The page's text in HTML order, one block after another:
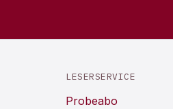
LESERSERVICE
Probeabo